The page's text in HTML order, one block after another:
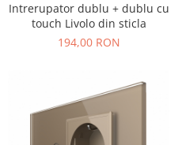
Intrerupator dublu + dublu cu
touch Livolo din sticla
194,00 RON